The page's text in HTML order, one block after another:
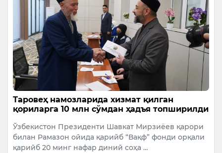
Таровеҳ намозларида хизмат қилган
қориларга 10 млн сўмдан ҳадъя топширилди
Ўзбекистон Президенти Шавкат Мирзиёев қарори
билан Рамазон ойида қарийб “Вақф” фонди орқали
қарийб 20 минг нафар диний соҳа …